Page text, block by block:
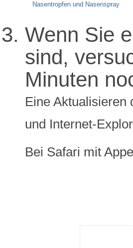
Nasentropfen und Nasenspray
Wenn Sie
sind,
Minuten
Eine Aktualisieren
und Internet-
Bei Safari mit